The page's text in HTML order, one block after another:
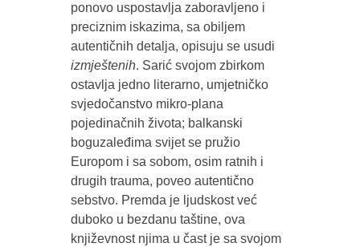
ponovo uspostavlja zaboravljeno i
preciznim iskazima, sa obiljem
autentičnih detalja, opisuju se usudi
izmještenih. Sarić svojom zbirkom
ostavlja jedno literarno, umjetničko
svjedočanstvo mikro-plana
pojedinačnih života; balkanski
boguzaleđima svijet se pružio
Europom i sa sobom, osim ratnih i
drugih trauma, poveo autentično
sebstvo. Premda je ljudskost već
duboko u bezdanu taštine, ova
književnost njima u čast je sa svojom